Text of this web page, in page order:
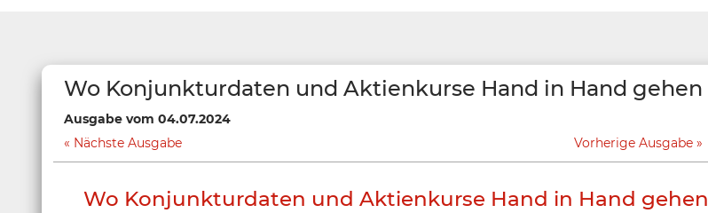
Wo Konjunkturdaten und Aktienkurse Hand in Hand gehen
Ausgabe vom 04.07.2024
Nächste Ausgabe
Vorherige Ausgabe
Wo Konjunkturdaten und Aktienkurse Hand in Hand gehen